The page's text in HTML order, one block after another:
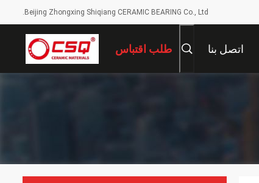
Beijing Zhongxing Shiqiang CERAMIC BEARING Co., Ltd.
اتصل بنا طلب اقتباس